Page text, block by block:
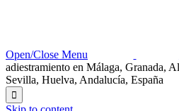
Open/Close Menu
adiestramiento en Málaga, Granada,
Sevilla, Huelva, Andalucía, España
